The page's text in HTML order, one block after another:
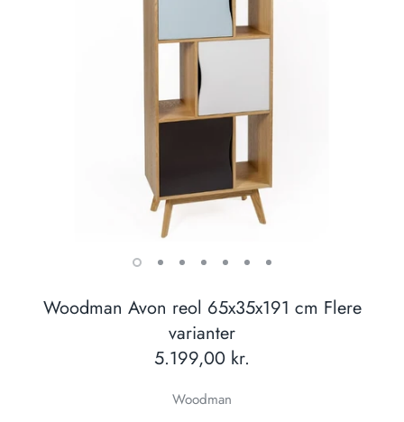
Woodman Avon reol 65x35x191 cm Flere
varianter
5.199,00 kr.
Woodman